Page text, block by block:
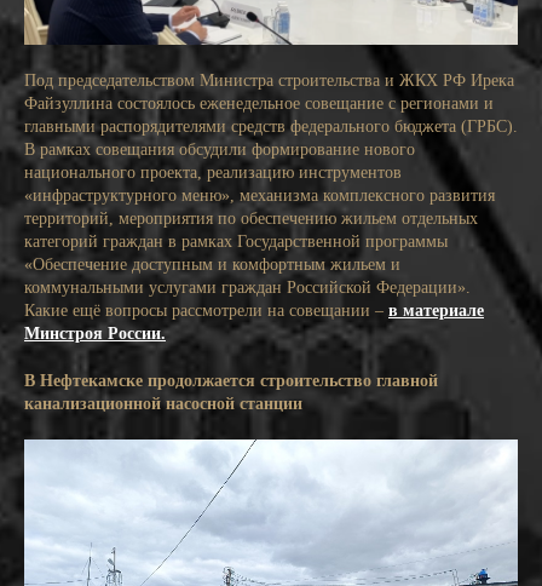
Под председательством Министра строительства и ЖКХ РФ Ирека
Файзуллина состоялось еженедельное совещание с регионами и
главными распорядителями средств федерального бюджета (ГРБС).
В рамках совещания обсудили формирование нового
национального проекта, реализацию инструментов
«инфраструктурного меню», механизма комплексного развития
территорий, мероприятия по обеспечению жильем отдельных
категорий граждан в рамках Государственной программы
«Обеспечение доступным и комфортным жильем и
коммунальными услугами граждан Российской Федерации».
Какие ещё вопросы рассмотрели на совещании – в материале
Минстроя России.
В Нефтекамске продолжается строительство главной
канализационной насосной станции